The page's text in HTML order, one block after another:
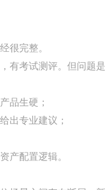
很完整。
有考试测评。但问题
品生硬；
出专业建议；
产配置逻辑。